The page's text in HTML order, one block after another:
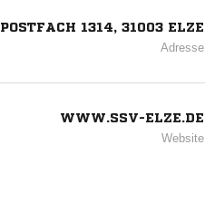
POSTFACH 1314, 31003 ELZE
Adresse
WWW.SSV-ELZE.DE
Website